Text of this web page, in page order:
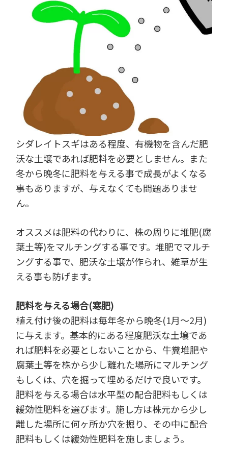
シダレイトスギはある程度、有機物を含んだ肥
沃な土壌であれば肥料を必要としません。また
冬から晩冬に肥料を与える事で成長がよくなる
事もありますが、与えなくても問題ありませ
ん。
オススメは肥料の代わりに、株の周りに堆肥(腐
葉土等)をマルチングする事です。堆肥でマルチ
ングする事で、肥沃な土壌が作られ、雑草が生
える事も防げます。
肥料を与える場合(寒肥)
植え付け後の肥料は毎年冬から晩冬(1月～2月)
に与えます。基本的にある程度肥沃な土壌であ
れば肥料を必要としないことから、牛糞堆肥や
腐葉土等を株から少し離れた場所にマルチング
もしくは、穴を掘って埋めるだけで良いです。
肥料を与える場合は水平型の配合肥料もしくは
緩効性肥料を選びます。施し方は株元から少し
離した場所に何ヶ所か穴を掘り、その中に配合
肥料もしくは緩効性肥料を施しましょう。